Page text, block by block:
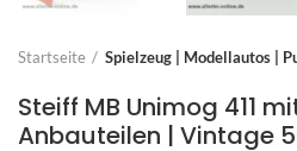
Startseite Spielzeug | Modellautos |
Steiff MB Unimog 411
Anbauteilen | Vintage